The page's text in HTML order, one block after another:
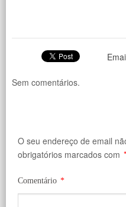
Sem comentários.
O seu endereço de email
obrigatórios marcados com *
Comentário *